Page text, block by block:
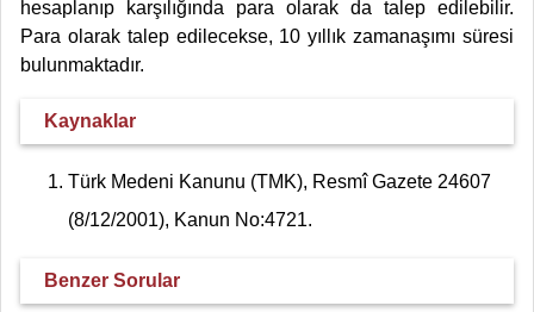
hesaplanıp karşılığında para olarak da talep edilebilir.
Para olarak talep edilecekse, 10 yıllık zamanaşımı süresi
bulunmaktadır.
Kaynaklar
Türk Medeni Kanunu (TMK), Resmî Gazete 24607
(8/12/2001), Kanun No:4721.
Benzer Sorular